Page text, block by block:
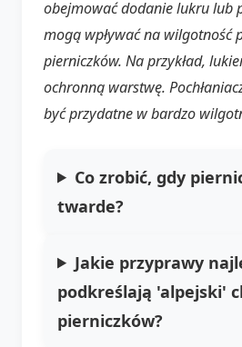
obejmować dodanie lukru lub
mogą wpływać na wilgotność
pierniczków. Na przykład,
ochronną warstwę.
być przydatne w bardzo
Co zrobić, gdy
twarde?
Jakie przyprawy
podkreślają 'alpejski'
pierniczków?